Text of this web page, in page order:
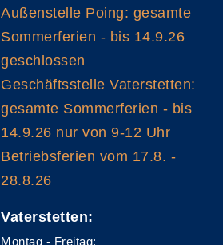
Außenstelle Poing: gesamte
Sommerferien - bis 14.9.26
geschlossen
Geschäftsstelle Vaterstetten:
gesamte Sommerferien - bis
14.9.26 nur von 9-12 Uhr
Betriebsferien vom 17.8. -
28.8.26
Vaterstetten:
Montag - Freitag: